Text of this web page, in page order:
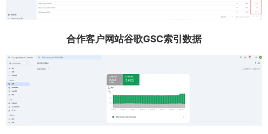
合作客户网站谷歌GSC索引数据